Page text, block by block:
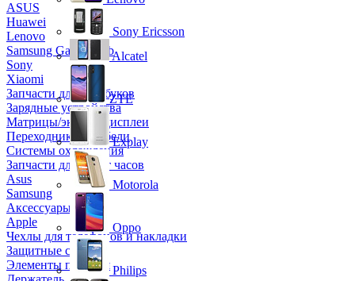
ASUS
Huawei
Lenovo
Samsung Galaxy Tab
Sony
Xiaomi
Запчасти для ноутбуков
Зарядные устройства
Матрицы/экраны/дисплеи
Переходники и кабели
Системы охлаждения
Запчасти для смарт часов
Asus
Samsung
Аксессуары
Apple
Чехлы для телефонов и накладки
Защитные стекла
Элементы питания
Sony Ericsson
Alcatel
ZTE
Explay
Motorola
Oppo
Philips